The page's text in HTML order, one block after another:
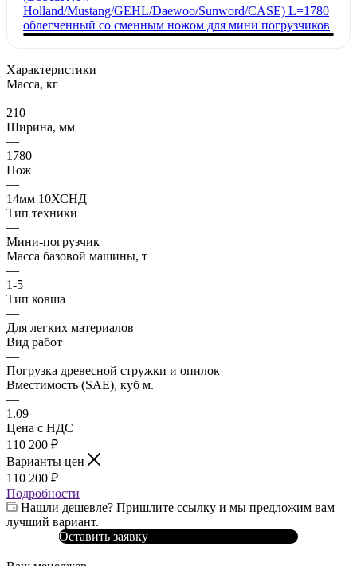
Характеристики
Масса, кг
—
210
Ширина, мм
—
1780
Нож
—
14мм 10ХСНД
Тип техники
—
Мини-погрузчик
Масса базовой машины, т
—
1-5
Тип ковша
—
Для легких материалов
Вид работ
—
Погрузка древесной стружки и опилок
Вместимость (SAE), куб м.
—
1.09
Цена с НДС
110 200 ₽
Варианты цен
110 200 ₽
Подробности
Нашли дешевле? Пришлите ссылку и мы предложим вам
лучший вариант.
Оставить заявку